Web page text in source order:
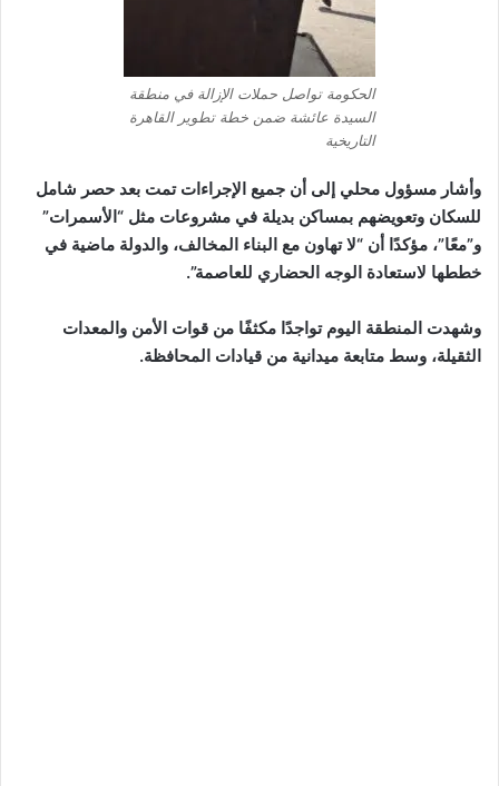
الحكومة تواصل حملات الإزالة في منطقة
السيدة عائشة ضمن خطة تطوير القاهرة
التاريخية
وأشار مسؤول محلي إلى أن جميع الإجراءات تمت بعد حصر شامل
للسكان وتعويضهم بمساكن بديلة في مشروعات مثل “الأسمرات”
و”معًا”، مؤكدًا أن “لا تهاون مع البناء المخالف، والدولة ماضية في
خططها لاستعادة الوجه الحضاري للعاصمة”.
وشهدت المنطقة اليوم تواجدًا مكثفًا من قوات الأمن والمعدات
الثقيلة، وسط متابعة ميدانية من قيادات المحافظة.